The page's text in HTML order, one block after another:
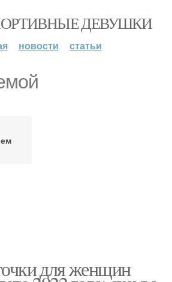
ДЕВУШКИ
новости статьи
для женщин